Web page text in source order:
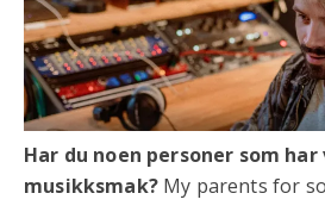
Har du noen personer som
musikksmak? My parents for